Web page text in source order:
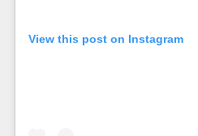
View this post on Instagram